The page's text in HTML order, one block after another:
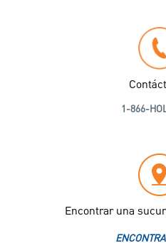
1-866-
Encontrar una